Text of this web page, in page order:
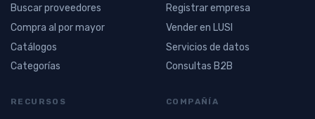
Buscar proveedores
Compra al por mayor
Catálogos
Categorías
Registrar empresa
Vender en LUSI
Servicios de datos
Consultas B2B
RECURSOS COMPAÑÍA